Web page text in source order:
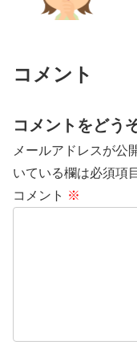
コメント
コメントをどう
メールアドレスが公
いている欄は必須項
コメント ※